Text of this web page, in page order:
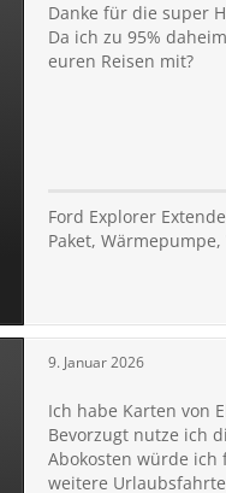
Danke für die super
Da ich zu 95%
euren Reisen mit?
Ford Explorer
Paket,
9. Januar 2026
Ich habe Karten von
Bevorzugt nutze ich
Abokosten würde
weitere